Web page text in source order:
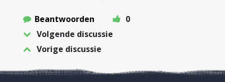
Beantwoorden
0
Volgende discussie
Vorige discussie